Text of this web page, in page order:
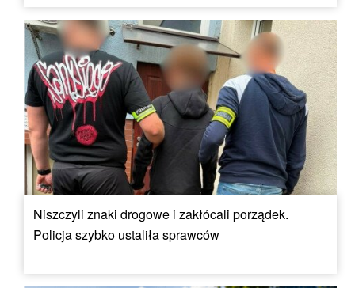
Niszczyli znaki drogowe i zakłócali porządek.
Policja szybko ustaliła sprawców